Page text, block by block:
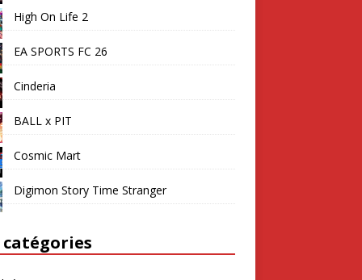
High On Life 2
EA SPORTS FC 26
Cinderia
BALL x PIT
Cosmic Mart
Digimon Story Time Stranger
catégories